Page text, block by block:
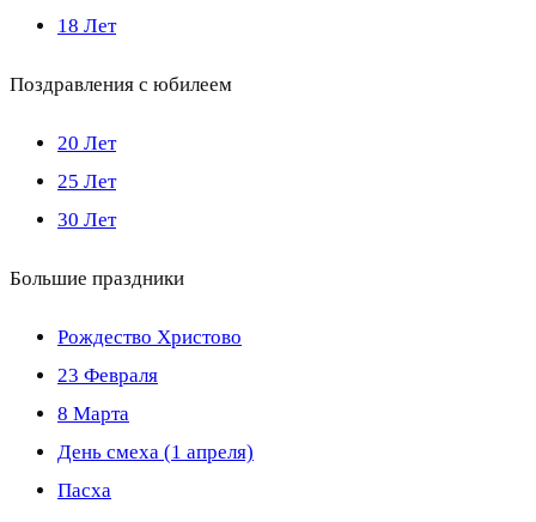
18 Лет
Поздравления с юбилеем
20 Лет
25 Лет
30 Лет
Большие праздники
Рождество Христово
23 Февраля
8 Марта
День смеха (1 апреля)
Пасха